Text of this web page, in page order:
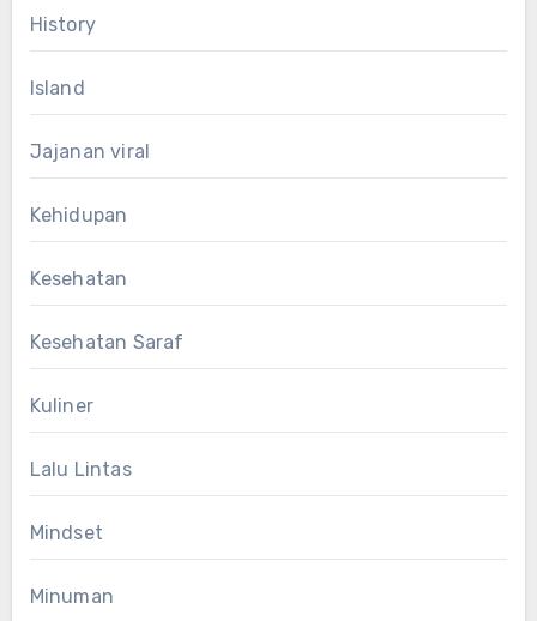
History
Island
Jajanan viral
Kehidupan
Kesehatan
Kesehatan Saraf
Kuliner
Lalu Lintas
Mindset
Minuman